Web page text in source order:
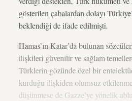
gösterilen çabalardan dolayı
beklendiği de ifade edilmişti.
Hamas’ın Katar’da bulunan
ilişkileri güvenilir ve sağlam
Türklerin gözünde özel bir
kurduğu ilişkiden olumsuz
düşünmese de Gazze’ye yönelik